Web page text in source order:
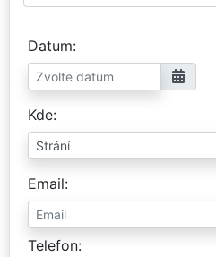
Datum
Kde
Email
Telefon